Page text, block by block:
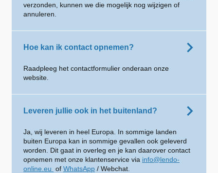
verzonden, kunnen we die mogelijk nog wijzigen of
annuleren.
Hoe kan ik contact opnemen?
Raadpleeg het contactformulier onderaan onze
website.
Leveren jullie ook in het buitenland?
Ja, wij leveren in heel Europa. In sommige landen
buiten Europa kan in sommige gevallen ook geleverd
worden. Dit gaat in overleg en je kan daarover contact
opnemen met onze klantenservice via info@lendo-
online.eu of WhatsApp / Webchat.